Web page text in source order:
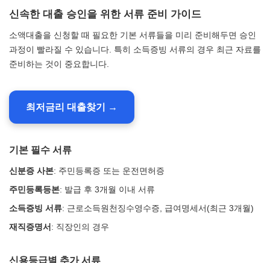
신속한 대출 승인을 위한 서류 준비 가이드
소액대출을 신청할 때 필요한 기본 서류들을 미리 준비해두면 승인
과정이 빨라질 수 있습니다. 특히 소득증빙 서류의 경우 최근 자료를
준비하는 것이 중요합니다.
최저금리 대출찾기 →
기본 필수 서류
신분증 사본: 주민등록증 또는 운전면허증
주민등록등본: 발급 후 3개월 이내 서류
소득증빙 서류: 근로소득원천징수영수증, 급여명세서(최근 3개월)
재직증명서 : 직장인의 경우
신용등급별 추가 서류